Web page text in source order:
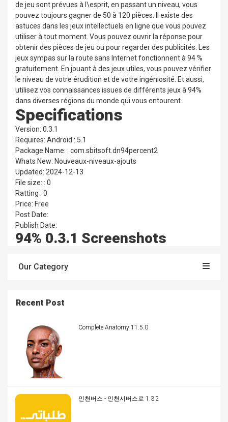
de jeu sont prévues à l\esprit, en passant un niveau, vous
pouvez toujours gagner de 50 à 120 pièces. Il existe des
astuces dans les jeux intellectuels en ligne que vous pouvez
utiliser à tout moment. Vous pouvez ouvrir la réponse pour
obtenir des pièces de jeu ou pour regarder des publicités. Les
jeux sympas sur la route sans Internet fonctionnent à 94 %
gratuitement. En jouant à des jeux utiles, vous pouvez vérifier
le niveau de votre érudition et de votre ingéniosité. Et aussi,
utilisez vos connaissances issues de différents jeux à 94%
dans diverses régions du monde qui vous entourent.
Specifications
Version: 0.3.1
Requires: Android : 5.1
Package Name: : com.sbitsoft.dn94percent2
Whats New: Nouveaux-niveaux-ajouts
Updated: 2024-12-13
File size: : 0
Ratting : 0
Price: Free
Post Date:
Publish Date:
94% 0.3.1 Screenshots
Our Category
Recent Post
Complete Anatomy 11.5.0
인천버스 - 인천시버스로 1.3.2